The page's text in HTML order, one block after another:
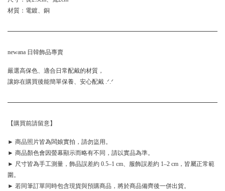
材質：電鍍、銅
newana 日韓飾品專賣
嚴選高保色、適合日常配戴的材質，
讓妳在購買後能簡單保養、安心配戴 .ᐟ.ᐟ
【購買前請留意】
► 商品照片皆為闆娘實拍，請勿盜用。
► 商品顏色會因螢幕顯示而略有不同，請以實品為準。
► 尺寸皆為手工測量，飾品誤差約 0.5–1 cm、服飾誤差約 1–2 cm，皆屬正常範
圍。
► 若同筆訂單同時包含現貨與預購商品，將於商品備齊後一併出貨。